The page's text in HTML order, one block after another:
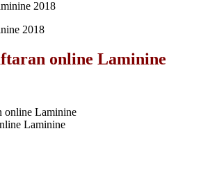
2018
online Laminine
Laminine